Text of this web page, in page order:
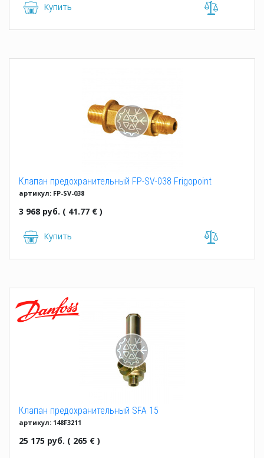
Купить
Клапан предохранительный FP-SV-038 Frigopoint
артикул: FP-SV-038
3 968 руб. ( 41.77 € )
Купить
Клапан предохранительный SFA 15
артикул: 148F3211
25 175 руб. ( 265 € )